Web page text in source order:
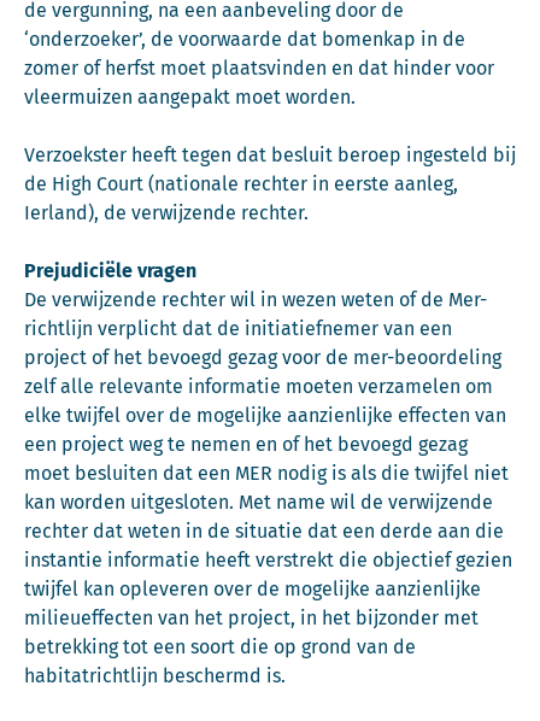
de vergunning, na een aanbeveling door de
‘onderzoeker’, de voorwaarde dat bomenkap in de
zomer of herfst moet plaatsvinden en dat hinder voor
vleermuizen aangepakt moet worden.
Verzoekster heeft tegen dat besluit beroep ingesteld bij
de High Court (nationale rechter in eerste aanleg,
Ierland), de verwijzende rechter.
Prejudiciële vragen
De verwijzende rechter wil in wezen weten of de Mer-
richtlijn verplicht dat de initiatiefnemer van een
project of het bevoegd gezag voor de mer-beoordeling
zelf alle relevante informatie moeten verzamelen om
elke twijfel over de mogelijke aanzienlijke effecten van
een project weg te nemen en of het bevoegd gezag
moet besluiten dat een MER nodig is als die twijfel niet
kan worden uitgesloten. Met name wil de verwijzende
rechter dat weten in de situatie dat een derde aan die
instantie informatie heeft verstrekt die objectief gezien
twijfel kan opleveren over de mogelijke aanzienlijke
milieueffecten van het project, in het bijzonder met
betrekking tot een soort die op grond van de
habitatrichtlijn beschermd is.